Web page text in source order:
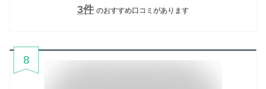
3件 のおすすめ口コミがあります
8